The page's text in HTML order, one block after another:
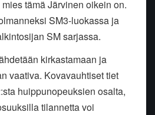
tämä Järvinen oikein on.
SM3-luokassa ja
SM sarjassa.
kirkastamaan ja
vaativa. Kovavauhtiset tiet
huippunopeuksien osalta,
tilannetta voi